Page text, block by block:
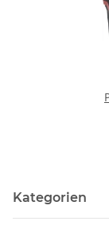
Kategorien